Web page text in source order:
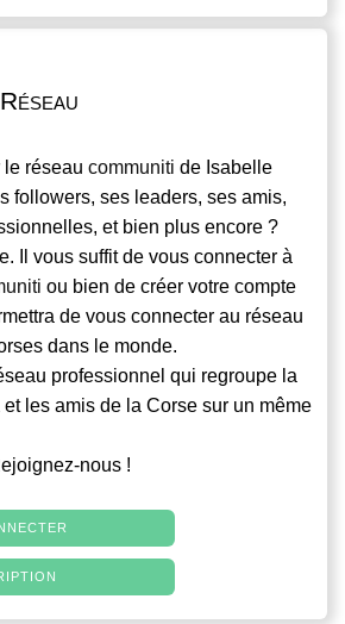
le réseau communiti de Isabelle
followers, ses leaders, ses amis,
et bien plus encore ?
Il vous suffit de vous connecter à
ou bien de créer votre compte
de vous connecter au réseau
dans le monde.
professionnel qui regroupe la
les amis de la Corse sur un même
nous !